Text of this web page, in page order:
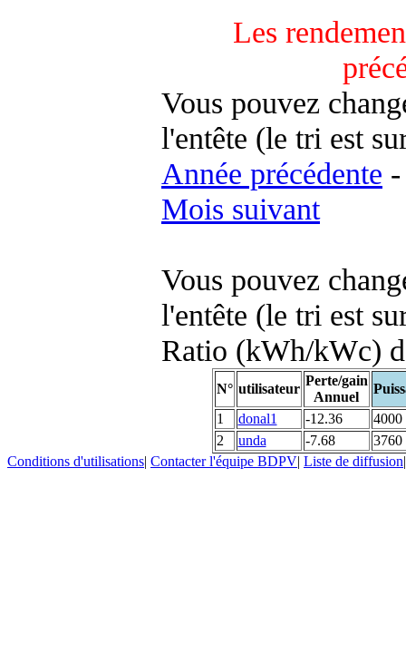
Les
Vous pouvez
l'entête (le tri est
Année précédente -
Mois suivant
Vous pouvez
l'entête (le tri est
Ratio (kWh/kWc)
N° utilisateur
Perte/gain
Annuel
1
donal1 -12.36
4000
2
unda -7.68
3760
Conditions d'utilisations| Contacter l'équipe BDPV| Liste de diffusion